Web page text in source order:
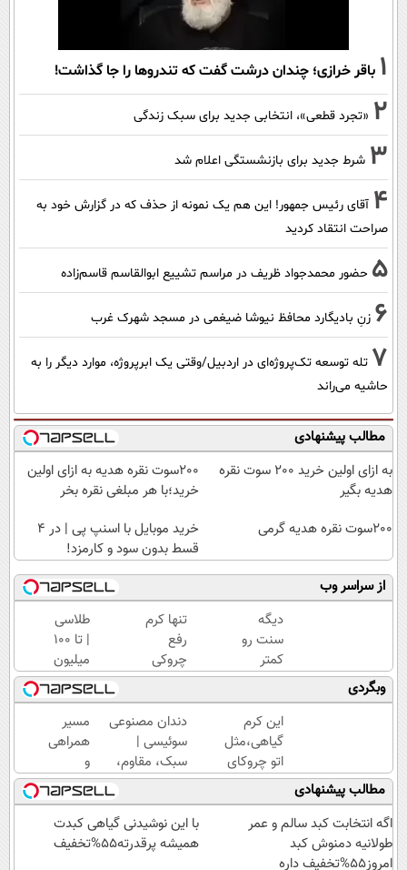
1 باقر خرازی؛ چندان درشت گفت که تندروها را جا گذاشت!
2 «تجرد قطعی»، انتخابی جدید برای سبک زندگی
3 شرط جدید برای بازنشستگی اعلام شد
4 آقای رئیس جمهور! این هم یک نمونه از حذف که در گزارش خود به
صراحت انتقاد کردید
5 حضور محمدجواد ظریف در مراسم تشییع ابوالقاسم قاسم‌زاده
6 زنِ بادیگارد محافظ نیوشا ضیغمی در مسجد شهرک غرب
7 تله توسعه تک‌پروژه‌ای در اردبیل/وقتی یک ابرپروژه، موارد دیگر را به
حاشیه می‌راند
مطالب پیشنهادی
به ازای اولین خرید 200 سوت نقره
هدیه بگیر
200سوت نقره هدیه به ازای اولین
خرید؛با هر مبلغی نقره بخر
200سوت نقره هدیه گرمی
خرید موبایل با اسنپ پی | در ۴
قسط بدون سود و کارمزد!
از سراسر وب
دیگه
سنت رو
کمتر
حدس
میزنن😉
کرم
ضدچروک
گیاهی👈🏻
45%تخفیف
تنها کرم
رفع
چروکی
که
مجوز
رسمی
وزارت
بهداشت
دارد
طلاسی
| تا 100
میلیون
وام
آنی
خرید
طلا💰
ثبت
نام
کن!
وبگردی
این کرم
گیاهی،مثل
اتو چروکای
پوستتوصاف
میکنه!50%تخفیف
دندان مصنوعی
سوئیسی |
سبک، مقاوم،
طبیعی! ویزیت
رایگان+پرداخت
اقساطی😍
مسیر
همراهی
و
گزارش
عملکرد
گروه
اسنپ
مطالب پیشنهادی
اگه انتخابت کبد سالم و عمر
طولانیه دمنوش کبد
امروز55%تخفیف داره
با این نوشیدنی گیاهی کبدت
همیشه پرقدرته55%تخفیف